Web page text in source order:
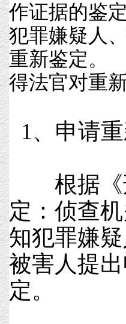
作证据的鉴
犯罪嫌疑人
重新鉴定
得法官对重
1、申请
根据《
定：侦查
知犯罪嫌
被害人提
定。